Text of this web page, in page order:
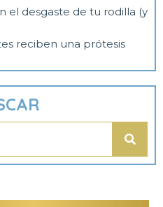
el desgaste de tu rodilla (y
reciben una prótesis